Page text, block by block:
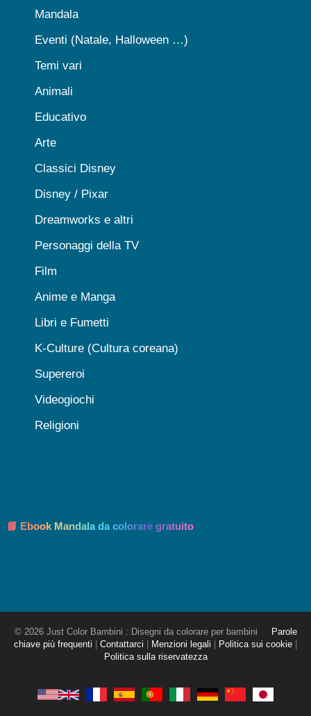
Mandala
Eventi (Natale, Halloween …)
Temi vari
Animali
Educativo
Arte
Classici Disney
Disney / Pixar
Dreamworks e altri
Personaggi della TV
Film
Anime e Manga
Libri e Fumetti
K-Culture (Cultura coreana)
Supereroi
Videogiochi
Religioni
📘 Ebook Mandala da colorare gratuito
© 2026 Just Color Bambini : Disegni da colorare per bambini
Parole
chiave più frequenti
Contattarci Menzioni legali Politica sui cookie
Politica sulla riservatezza